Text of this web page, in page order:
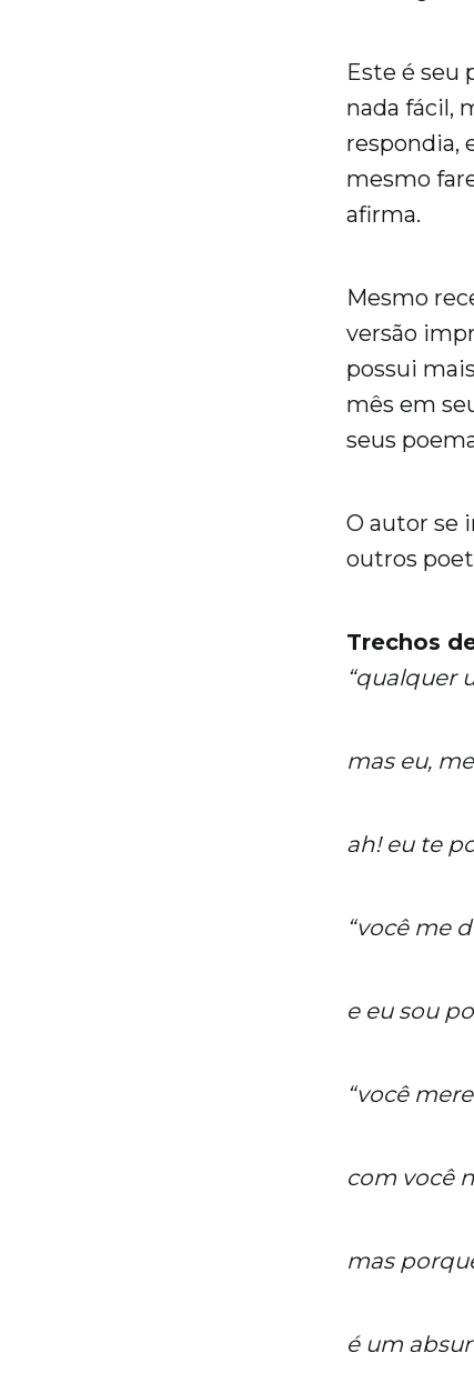
Este é seu
nada fácil,
respondia,
mesmo
afirma.
Mesmo
versão
possui
mês em
seus
O autor se
outros
Trechos
“qualquer
mas eu,
ah! eu te
“você me
e eu sou
“você
com você
mas
é um